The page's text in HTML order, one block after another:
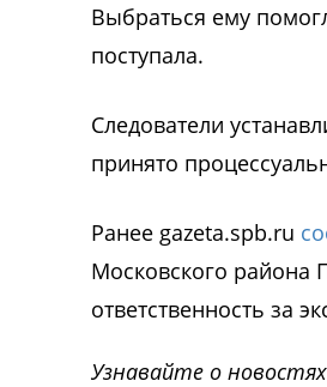
Выбраться ему
поступала.
Следователи
принято
Ранее gazeta.spb.ru
Московского района
ответственность за
Узнавайте о